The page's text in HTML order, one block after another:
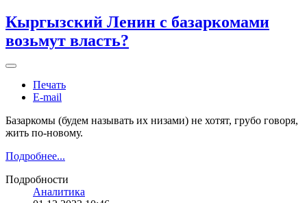
Кыргызский Ленин с базаркомами
возьмут власть?
Печать
E-mail
Базаркомы (будем называть их низами) не хотят, грубо говоря,
жить по-новому.
Подробнее...
Подробности
Аналитика